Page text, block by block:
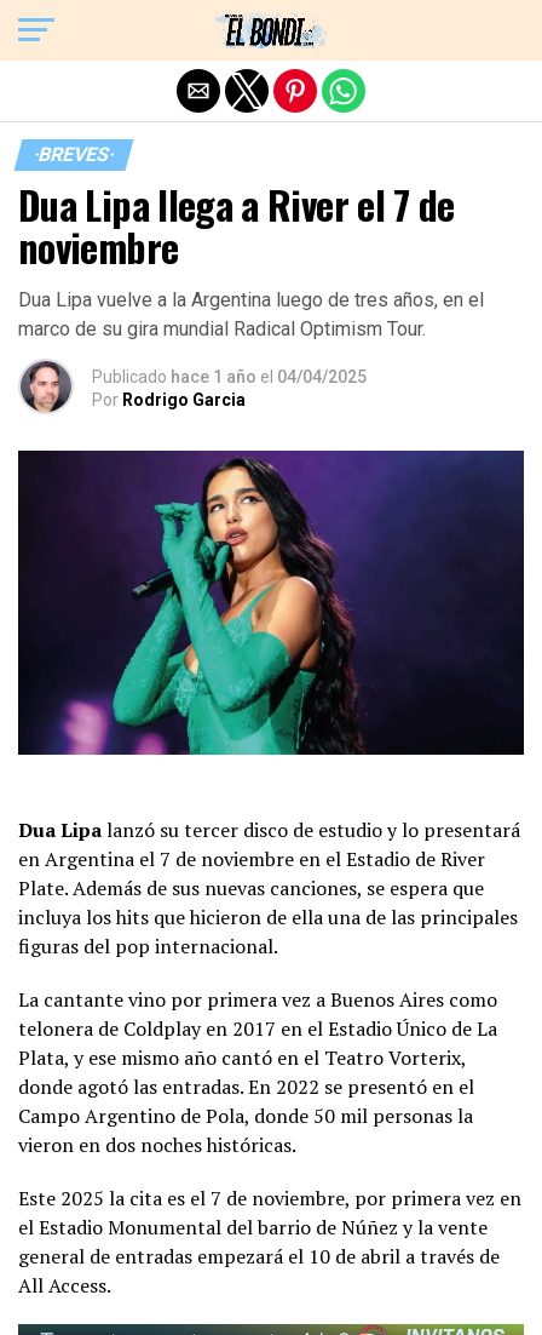
·BREVES·
Dua Lipa llega a River el 7 de
noviembre
Dua Lipa vuelve a la Argentina luego de tres años, en el
marco de su gira mundial Radical Optimism Tour.
Publicado hace 1 año el 04/04/2025
Por Rodrigo Garcia
Dua Lipalanzó sutercer disco de estudio y lo presentará
en Argentina el 7 de noviembre en el Estadio de River
Plate. Además de sus nuevas canciones, se espera que
incluya los hits que hicieron de ella una de las principales
figuras del pop internacional.
La cantante vino por primera vez a Buenos Aires como
telonera de Coldplay en 2017 en el Estadio Único de La
Plata, y ese mismo año cantó en el Teatro Vorterix,
donde agotó las entradas. En 2022 se presentó en el
Campo Argentino de Pola, donde 50 mil personas la
vieron en dos noches históricas.
Este 2025 la cita es el 7 de noviembre, por primera vez en
el Estadio Monumental del barrio de Núñez y la vente
general de entradas empezará el 10 de abril a través de
All Access.
Exit mobile version